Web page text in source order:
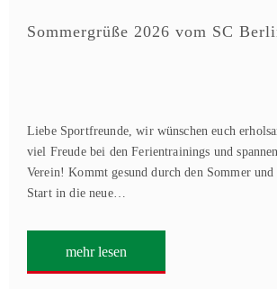
Sommergrüße 2026 vom SC
Liebe Sportfreunde, wir wünschen euch
viel Freude bei den Ferientrainings und
Verein! Kommt gesund durch den Sommer und
Start in die neue…
mehr lesen